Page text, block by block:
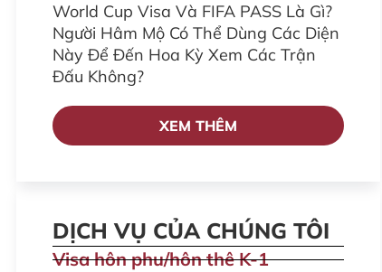
World Cup Visa Và FIFA PASS Là Gì?
Người Hâm Mộ Có Thể Dùng Các Diện
Này Để Đến Hoa Kỳ Xem Các Trận
Đấu Không?
XEM THÊM
DỊCH VỤ CỦA CHÚNG TÔI
Visa hôn phu/hôn thê K-1